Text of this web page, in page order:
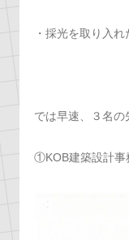
・採光を取り入
では早速、３名の
①KOB建築設計事